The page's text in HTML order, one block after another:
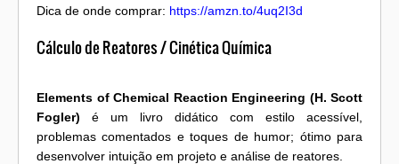
Dica de onde comprar: https://amzn.to/4uq2I3d
Cálculo de Reatores / Cinética Química
Elements of Chemical Reaction Engineering (H. Scott
Fogler) é um livro didático com estilo acessível,
problemas comentados e toques de humor; ótimo para
desenvolver intuição em projeto e análise de reatores.